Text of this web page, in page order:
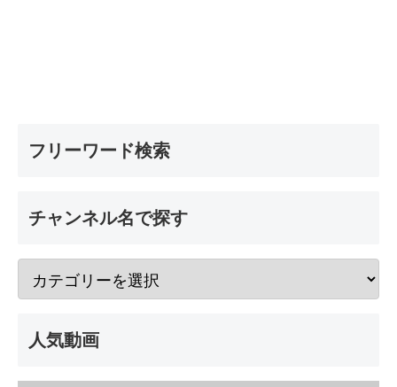
フリーワード検索
チャンネル名で探す
人気動画